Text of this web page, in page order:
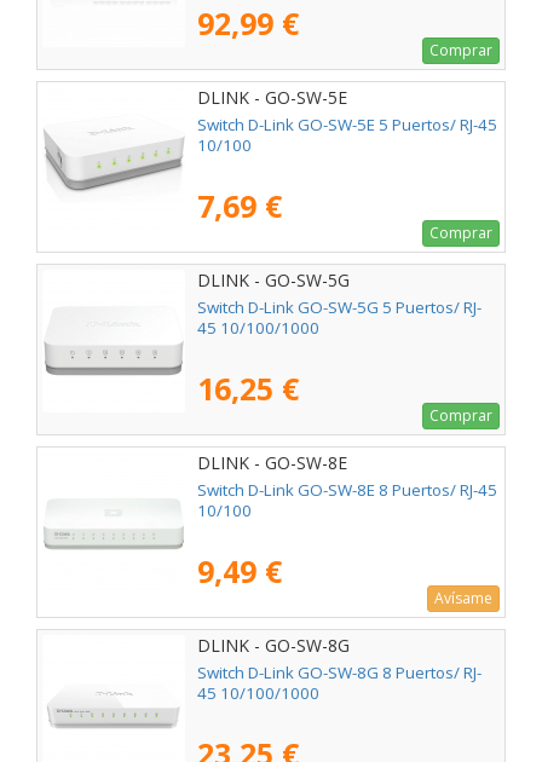
92,99 €
Comprar
DLINK - GO-SW-5E
Switch D-Link GO-SW-5E 5 Puertos/ RJ-45
10/100
7,69 €
Comprar
DLINK - GO-SW-5G
Switch D-Link GO-SW-5G 5 Puertos/ RJ-
45 10/100/1000
16,25 €
Comprar
DLINK - GO-SW-8E
Switch D-Link GO-SW-8E 8 Puertos/ RJ-45
10/100
9,49 €
Avísame
DLINK - GO-SW-8G
Switch D-Link GO-SW-8G 8 Puertos/ RJ-
45 10/100/1000
23,25 €